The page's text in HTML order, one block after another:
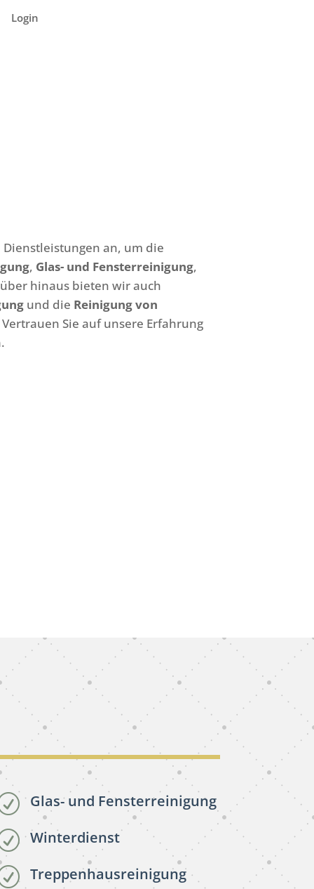
Login
an, um die
, Glas- und Fensterreinigung,
hinaus bieten wir auch
und die Reinigung von
Sie auf unsere Erfahrung
Glas- und Fensterreinigung
Winterdienst
Treppenhausreinigung